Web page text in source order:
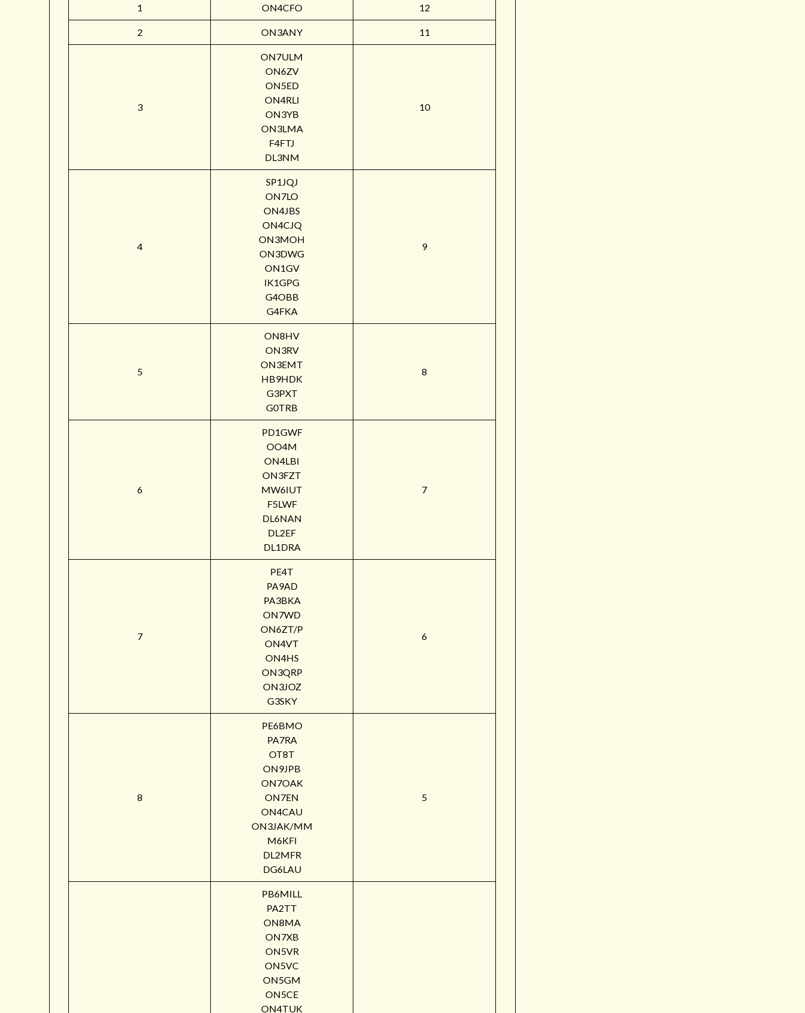
1 ON4CFO 12
2 ON3ANY 11
3
ON7ULM
ON6ZV
ON5ED
ON4RLI
ON3YB
ON3LMA
F4FTJ
DL3NM
10
4
SP1JQJ
ON7LO
ON4JBS
ON4CJQ
ON3MOH
ON3DWG
ON1GV
IK1GPG
G4OBB
G4FKA
9
5
ON8HV
ON3RV
ON3EMT
HB9HDK
G3PXT
G0TRB
8
6
PD1GWF
OO4M
ON4LBI
ON3FZT
MW6IUT
F5LWF
DL6NAN
DL2EF
DL1DRA
7
7
PE4T
PA9AD
PA3BKA
ON7WD
ON6ZT/P
ON4VT
ON4HS
ON3QRP
ON3JOZ
G3SKY
6
8
PE6BMO
PA7RA
OT8T
ON9JPB
ON7OAK
ON7EN
ON4CAU
ON3JAK/MM
M6KFI
DL2MFR
DG6LAU
5
PB6MILL
PA2TT
ON8MA
ON7XB
ON5VR
ON5VC
ON5GM
ON5CE
ON4TUK